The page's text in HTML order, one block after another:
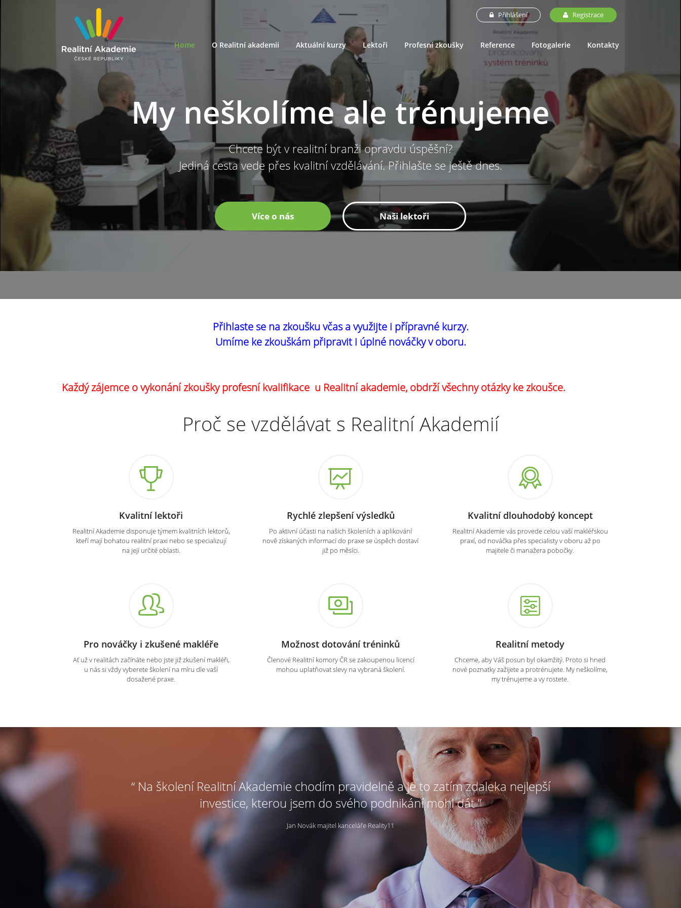
Přihlášení Registrace
Home O Realitní akademii Aktuální kurzy Lektoři Profesní zkoušky Reference Fotogalerie Kontakty
My neškolíme ale trénujeme
Chcete být v realitní branži opravdu úspěšní?
Jediná cesta vede přes kvalitní vzdělávání. Přihlašte se ještě dnes.
Více o nás Naši lektoři
Přihlaste se na zkoušku včas a využijte i přípravné kurzy.
Umíme ke zkouškám připravit i úplné nováčky v oboru.
Každý zájemce o vykonání zkoušky profesní kvalifikace u Realitní akademie, obdrží všechny otázky ke zkoušce.
Proč se vzdělávat s Realitní Akademií
Kvalitní lektoři
Realitní Akademie disponuje týmem kvalitních lektorů,
kteří mají bohatou realitní praxi nebo se specializují
na její určité oblasti.
Rychlé zlepšení výsledků
Po aktivní účasti na našich školeních a aplikování
nově získaných informací do praxe se úspěch dostaví
již po měsíci.
Kvalitní dlouhodobý koncept
Realitní Akademie vás provede celou vaší makléřskou
praxí, od nováčka přes specialisty v oboru až po
majitele či manažera pobočky.
Pro nováčky i zkušené makléře
Ať už v realitách začínáte nebo jste již zkušení makléři,
u nás si vždy vyberete školení na míru dle vaší
dosažené praxe.
Možnost dotování tréninků
Členové Realitní komory ČR se zakoupenou licencí
mohou uplatňovat slevy na vybraná školení.
Realitní metody
Chceme, aby Váš posun byl okamžitý. Proto si hned
nové poznatky zažijete a protrénujete. My neškolíme,
my trénujeme a vy rostete.
“ Na školení Realitní Akademie chodím pravidelně a je to zatím zdaleka nejlepší
investice, kterou jsem do svého podnikání mohl dát ”
Jan Novák majitel kanceláře Reality11